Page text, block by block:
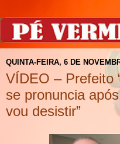
QUINTA-FEIRA, 6 DE
VÍDEO – Prefeito
se pronuncia
vou desistir”